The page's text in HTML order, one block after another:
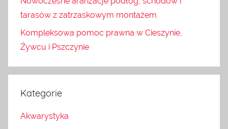
tarasów z zatrzaskowym montażem
Kompleksowa pomoc prawna w Cieszynie,
Żywcu i Pszczynie
Kategorie
Akwarystyka